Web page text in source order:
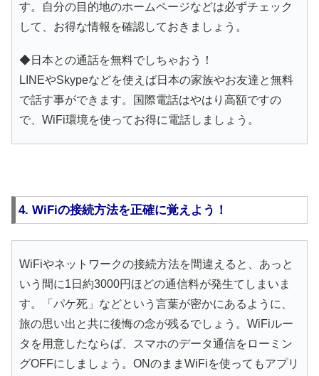
す。自分の目的地のホームページなどは必ずチェック
して、お得な情報を確認しておきましょう。
◆日本との通話を無料でしちゃおう！
LINEやSkypeなどを使えば日本の家族やお友達と無料
で話す事ができます。国際電話はやはり高額ですの
で、WiFi環境を使ってお得に電話しましょう。
4. WiFiの接続方法を正確に覚えよう！
WiFiやネットワークの接続方法を間違えると、あっと
いう間に1日約3000円ほどの通信料が発生てしまいま
す。「パケ死」などという言葉が密かにあるように、
旅の思い出と共に後悔の念が残るでしょう。WiFiルー
タを用意したならば、スマホのデータ通信をローミン
グOFFにしましょう。ONのままWiFiを使ってもアプリ